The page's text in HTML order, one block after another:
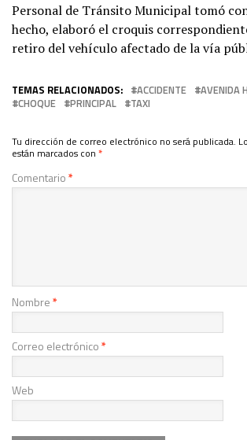
Personal de Tránsito Municipal tomó
hecho, elaboró el croquis
retiro del vehículo afectado de la vía
TEMAS RELACIONADOS: ACCIDENTE
AVENIDA
CHOQUE
PRINCIPAL TAXI
Tu dirección de correo electrónico no será publicada.
están marcados con *
Comentario*
Nombre*
Correo electrónico*
Web